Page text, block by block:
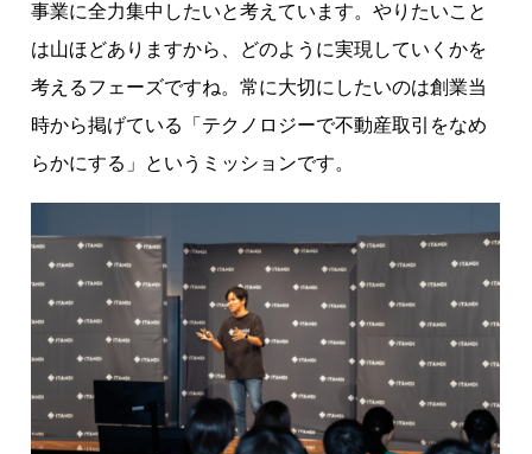
事業に全力集中したいと考えています。やりたいこと
は山ほどありますから、どのように実現していくかを
考えるフェーズですね。常に大切にしたいのは創業当
時から掲げている「テクノロジーで不動産取引をなめ
らかにする」というミッションです。